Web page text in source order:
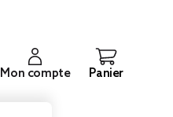
Mon compte Panier